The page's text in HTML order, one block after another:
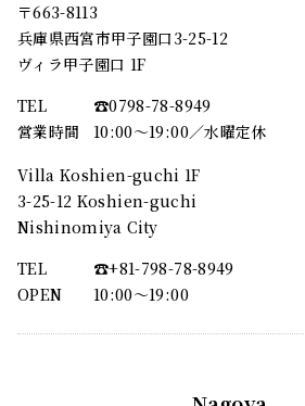
〒663-8113
兵庫県西宮市甲子園口3-25-12
ヴィラ甲子園口 1F
TEL
☎︎0798-78-8949
営業時間
10:00～19:00／水曜定休
Villa Koshien-guchi 1F
3-25-12 Koshien-guchi
Nishinomiya City
TEL
☎︎+81-798-78-8949
OPEN
10:00〜19:00